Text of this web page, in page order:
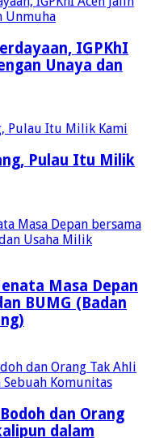
IGPKhI
Unaya dan
Pulau Itu Milik
Masa Depan
BUMG (Badan
dan Orang
dalam